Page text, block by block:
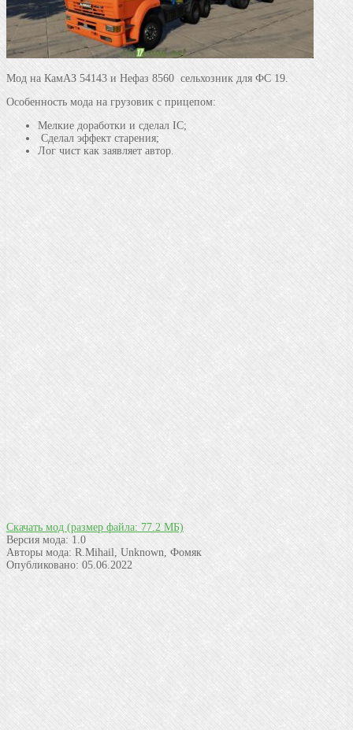
Мод на КамАЗ 54143 и Нефаз 8560 сельхозник для ФС 19.
Особенность мода на грузовик с прицепом:
Мелкие доработки и сделал IC;
Сделал эффект старения;
Лог чист как заявляет автор.
Скачать мод (размер файла: 77.2 МБ)
Версия мода: 1.0
Авторы мода: R.Mihail, Unknown, Фомяк
Опубликовано: 05.06.2022